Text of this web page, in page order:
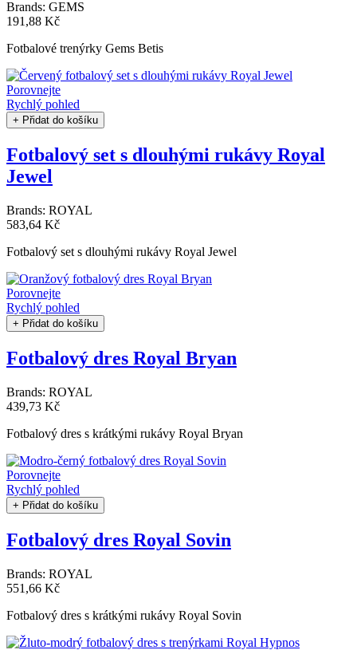
Brands: GEMS
191,88 Kč
Fotbalové trenýrky Gems Betis
Porovnejte
Rychlý pohled
+ Přidat do košíku
Fotbalový set s dlouhými rukávy Royal
Jewel
Brands: ROYAL
583,64 Kč
Fotbalový set s dlouhými rukávy Royal Jewel
Porovnejte
Rychlý pohled
+ Přidat do košíku
Fotbalový dres Royal Bryan
Brands: ROYAL
439,73 Kč
Fotbalový dres s krátkými rukávy Royal Bryan
Porovnejte
Rychlý pohled
+ Přidat do košíku
Fotbalový dres Royal Sovin
Brands: ROYAL
551,66 Kč
Fotbalový dres s krátkými rukávy Royal Sovin